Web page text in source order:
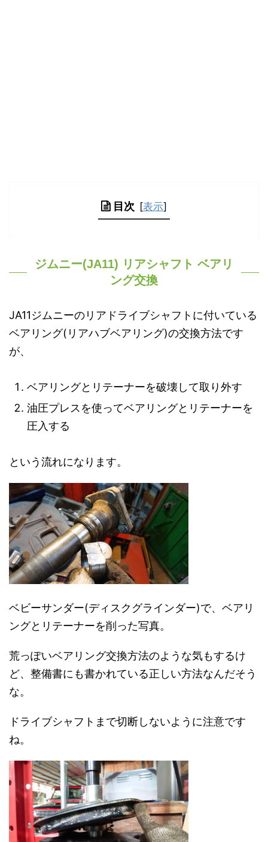
目次 [表示]
ジムニー(JA11) リアシャフト ベアリ
ング交換
JA11ジムニーのリアドライブシャフトに付いている
ベアリング(リアハブベアリング)の交換方法です
が、
ベアリングとリテーナーを破壊して取り外す
油圧プレスを使ってベアリングとリテーナーを
圧入する
という流れになります。
ベビーサンダー(ディスクグラインダー)で、ベアリ
ングとリテーナーを削った写真。
荒っぽいベアリング交換方法のような気もするけ
ど、整備書にも書かれている正しい方法なんだそう
な。
ドライブシャフトまで切断しないように注意です
ね。